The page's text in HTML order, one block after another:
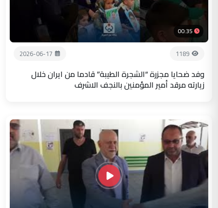
00:35
1189
2026-06-17
وفد ضحايا مجزرة “الشجرة الطيبة” قادما من ايران خلال
زيارته مرقد أمير المؤمنين بالنجف الاشرف